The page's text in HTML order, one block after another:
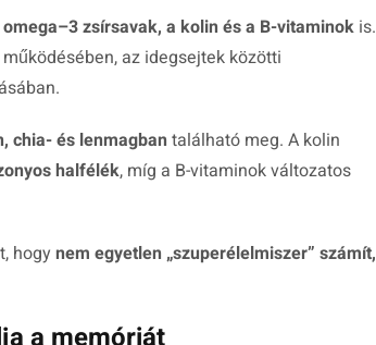
omega–3 zsírsavak, a kolin és a B-vitaminok is.
az idegsejtek közötti
chia- és lenmagban található meg. A kolin
halfélék, míg a B-vitaminok változatos
hogy nem egyetlen „szuperélelmiszer” számít,